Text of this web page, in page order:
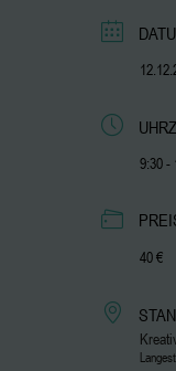
9:30 -
40 €